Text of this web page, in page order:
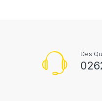
Des